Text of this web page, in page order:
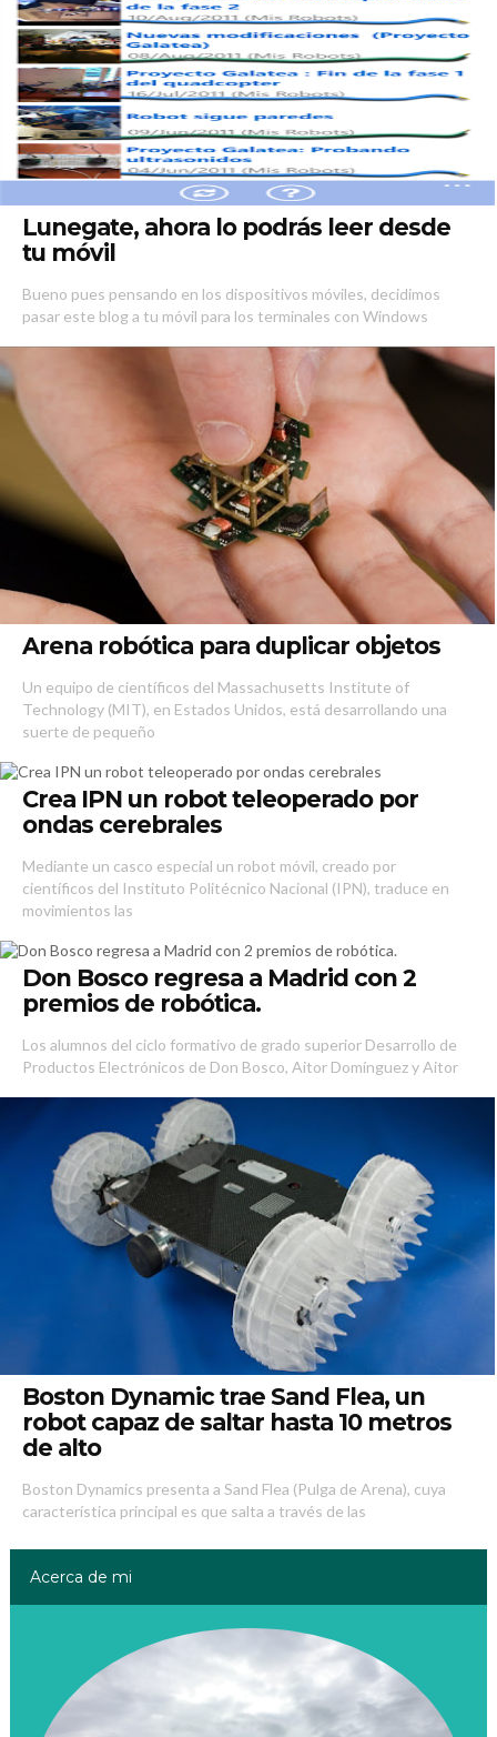
Lunegate, ahora lo podrás leer desde
tu móvil
Bueno pues pensando en los dispositivos móviles, decidimos
pasar este blog a tu móvil para los terminales con Windows
Arena robótica para duplicar objetos
Un equipo de científicos del Massachusetts Institute of
Technology (MIT), en Estados Unidos, está desarrollando una
suerte de pequeño
Crea IPN un robot teleoperado por
ondas cerebrales
Mediante un casco especial un robot móvil, creado por
científicos del Instituto Politécnico Nacional (IPN), traduce en
movimientos las
Don Bosco regresa a Madrid con 2
premios de robótica.
Los alumnos del ciclo formativo de grado superior Desarrollo de
Productos Electrónicos de Don Bosco, Aitor Domínguez y Aitor
Boston Dynamic trae Sand Flea, un
robot capaz de saltar hasta 10 metros
de alto
Boston Dynamics presenta a Sand Flea (Pulga de Arena), cuya
característica principal es que salta a través de las
1 2 3 4 6
Acerca de mi